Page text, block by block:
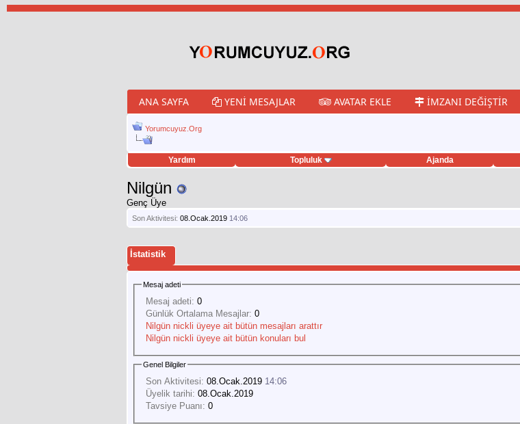
ANA SAYFA YENI MESAJLAR AVATAR EKLE İMZANI DEĞIŞTIR
Yorumcuyuz.Org
Yardım Topluluk Ajanda
twitter retweet hilesi
Nilgün
Genç Üye
Son Aktivitesi: 08.Ocak.2019 14:06
İstatistik
Mesaj adeti
Mesaj adeti: 0
Günlük Ortalama Mesajlar: 0
Nilgün nickli üyeye ait bütün mesajları arattır
Nilgün nickli üyeye ait bütün konuları bul
Genel Bilgiler
Son Aktivitesi: 08.Ocak.2019 14:06
Üyelik tarihi: 08.Ocak.2019
Tavsiye Puanı: 0